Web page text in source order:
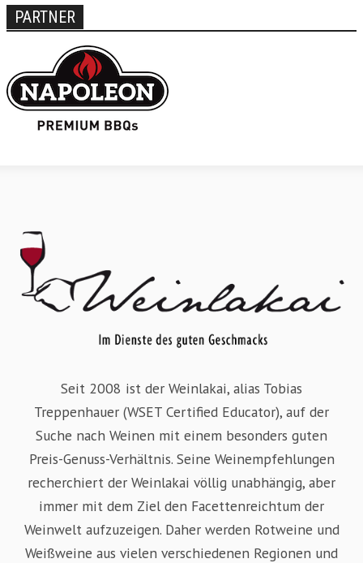
PARTNER
Seit 2008 ist der Weinlakai, alias Tobias
Treppenhauer (WSET Certified Educator), auf der
Suche nach Weinen mit einem besonders guten
Preis-Genuss-Verhältnis. Seine Weinempfehlungen
recherchiert der Weinlakai völlig unabhängig, aber
immer mit dem Ziel den Facettenreichtum der
Weinwelt aufzuzeigen. Daher werden Rotweine und
Weißweine aus vielen verschiedenen Regionen und